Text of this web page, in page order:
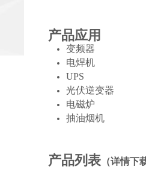
产品应用
变频器
电焊机
UPS
光伏逆变器
电磁炉
抽油烟机
产品列表 （详情